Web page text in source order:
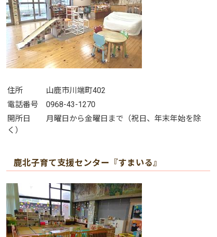
住所 山鹿市川端町402
電話番号 0968-43-1270
開所日 月曜日から金曜日まで（祝日、年末年始を除
く）
鹿北子育て支援センター『すまいる』